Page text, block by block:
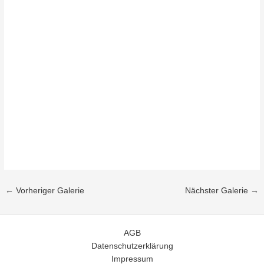
← Vorheriger Galerie Nächster Galerie →
AGB
Datenschutzerklärung
Impressum